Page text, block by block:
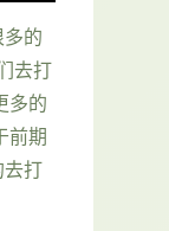
的
去打
多的
前期
打